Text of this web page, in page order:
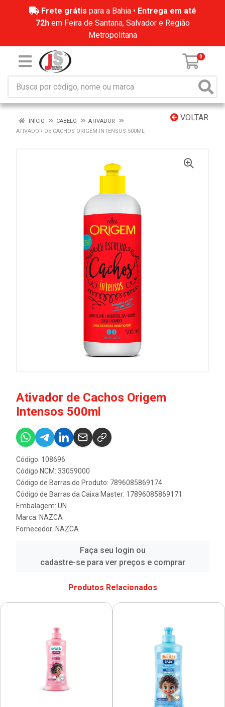
Frete grátis para a Bahia • Entrega em até
72hem Feira de Santana, Salvador e Região
Metropolitana
0
VOLTAR
INÍCIO CABELO
ATIVADOR
ATIVADOR DE CACHOS ORIGEM INTENSOS 500ML
Ativador de Cachos Origem
Intensos 500ml
Código: 108696
Código NCM: 33059000
Código de Barras do Produto: 7896085869174
Código de Barras da Caixa Master: 17896085869171
Embalagem: UN
Marca: NAZCA
Fornecedor: NAZCA
Faça seu login ou
cadastre-se para ver preços e comprar
Produtos Relacionados